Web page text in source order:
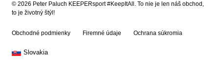
© 2026 Peter Paluch KEEPERsport #KeepItAll. To nie je len náš obchod,
to je životný štýl!
Obchodné podmienky Firemné údaje Ochrana súkromia
Slovakia